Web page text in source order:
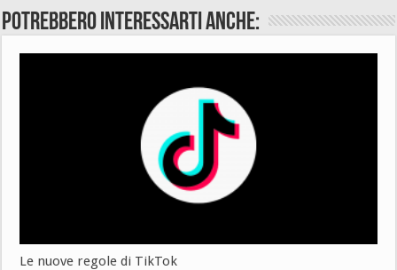
Potrebbero interessarti anche:
Le nuove regole di TikTok